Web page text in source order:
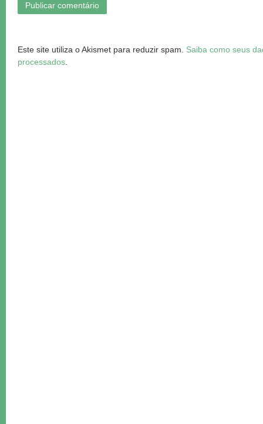
Este site utiliza o Akismet para reduzir spam. Saiba como seus
processados